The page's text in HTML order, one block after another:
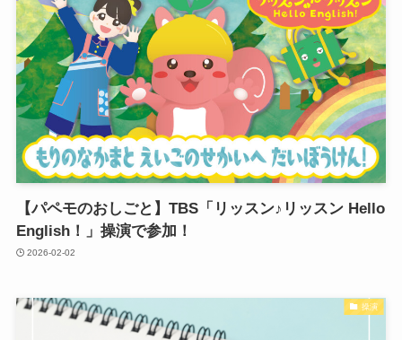
【パペモのおしごと】TBS「リッスン♪リッスン Hello
English！」操演で参加！
2026-02-02
操演